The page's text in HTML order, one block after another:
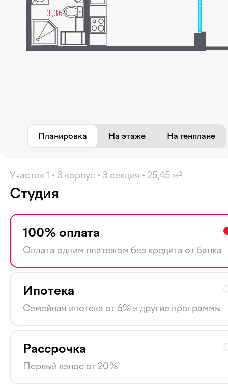
Планировка На этаже На генплане
Участок 1 • 3 корпус • 3 секция • 25,45 м²
Студия
100% оплата
Оплата одним платежом без кредита от банка
Ипотека
Семейная ипотека от 6% и другие программы
Рассрочка
Первый взнос от 20%